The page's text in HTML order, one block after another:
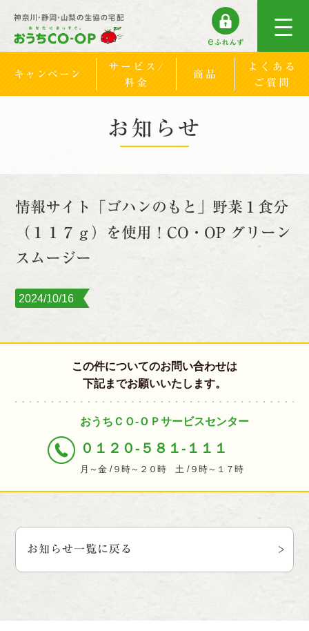
キャンペーン
サービス/
料金
商品
よくある
ご質問
お知らせ
情報サイト「ゴハンのもと」野菜１食分
（１１７ｇ）を使用！CO・OP グリーン
スムージー
2024/10/16
この件についてのお問い合わせは
下記までお願いいたします。
おうちＣＯ-ＯＰサービスセンター
０１２０-５８１-１１１
月～金 /９時～２０時 土 /９時～１７時
お知らせ一覧に戻る